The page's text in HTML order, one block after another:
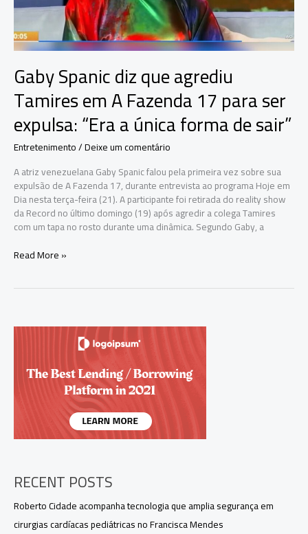
vício
apostas
Gaby Spanic diz que agrediu
Tamires em A Fazenda 17 para ser
expulsa: “Era a única forma de sair”
Entretenimento/Deixe um comentário
A atriz venezuelana Gaby Spanic falou pela primeira vez sobre sua
expulsão de A Fazenda 17, durante entrevista ao programa Hoje em
Dia nesta terça-feira (21). A participante foi retirada do reality show
da Record no último domingo (19) após agredir a colega Tamires
com um tapa no rosto durante uma dinâmica. Segundo Gaby, a
Gaby
Tamires
Fazenda
forma
de
sair”
Read More »
RECENT POSTS
Roberto Cidade acompanha tecnologia que amplia segurança em
cirurgias cardíacas pediátricas no Francisca Mendes